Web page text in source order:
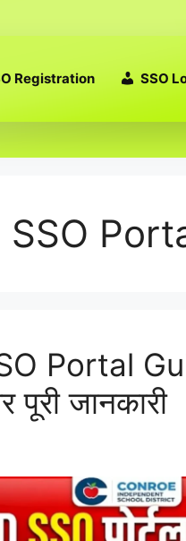
Registration SSO
SSO
Portal
जानकारी